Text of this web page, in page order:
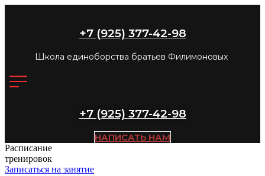
+7 (925) 377-42-98
Школа единоборства братьев Филимоновых
+7 (925) 377-42-98
НАПИСАТЬ НАМ
Расписание
тренировок
Записаться на занятие